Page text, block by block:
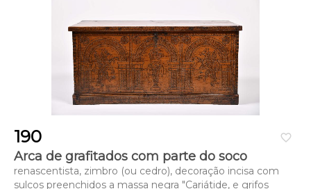
favorite_border
190
Arca de grafitados com parte do soco
renascentista, zimbro (ou cedro), decoração incisa com
sulcos preenchidos a massa negra "Cariátide, e grifos